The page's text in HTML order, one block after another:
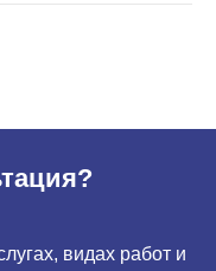
видах работ и